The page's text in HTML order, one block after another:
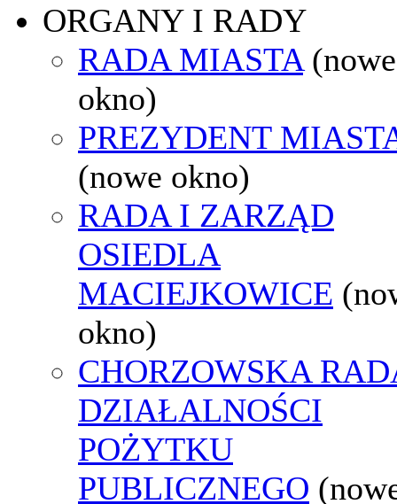
ORGANY I RADY
RADA MIASTA (nowe
okno)
PREZYDENT
(nowe okno)
RADA I ZARZĄD
OSIEDLA
MACIEJKOWICE
okno)
CHORZOWSKA
DZIAŁALNOŚCI
POŻYTKU
PUBLICZNEGO